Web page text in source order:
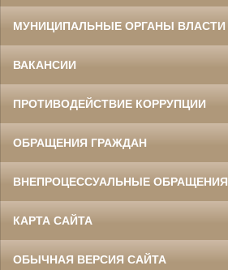
МУНИЦИПАЛЬНЫЕ ОРГАНЫ ВЛАСТИ
ВАКАНСИИ
ПРОТИВОДЕЙСТВИЕ КОРРУПЦИИ
ОБРАЩЕНИЯ ГРАЖДАН
ВНЕПРОЦЕССУАЛЬНЫЕ ОБРАЩЕНИЯ
КАРТА САЙТА
ОБЫЧНАЯ ВЕРСИЯ САЙТА